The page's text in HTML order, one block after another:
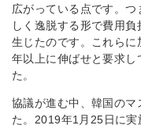
広がっている点です。
しく逸脱する形で費用
生じたのです。これら
年以上に伸ばせと要求し
た。
協議が進む中、韓国のマ
た。2019年1月25日に実